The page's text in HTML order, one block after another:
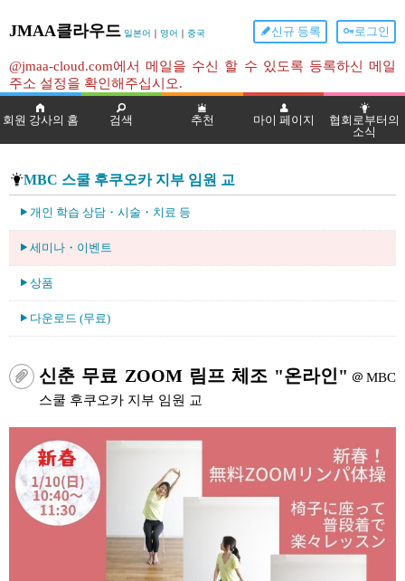
JMAA클라우드 일본어 ｜ 영어 ｜ 중국 로그인
신규 등록
@jmaa-cloud.com에서 메일을 수신 할 수 있도록 등록하신 메일
주소 설정을 확인해주십시오.
회원 강사의 홈 검색 추천 마이 페이지
협회로부터의
소식
MBC 스쿨 후쿠오카 지부 임원 교
개인 학습 상담・시술・치료 등
세미나・이벤트
상품
다운로드 (무료)
신춘 무료 ZOOM 림프 체조 "온라인" ＠MBC
스쿨 후쿠오카 지부 임원 교